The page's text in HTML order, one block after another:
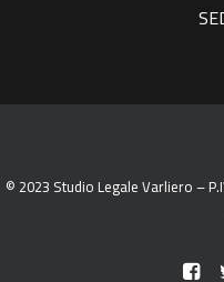
© 2023 Studio Legale Varliero –